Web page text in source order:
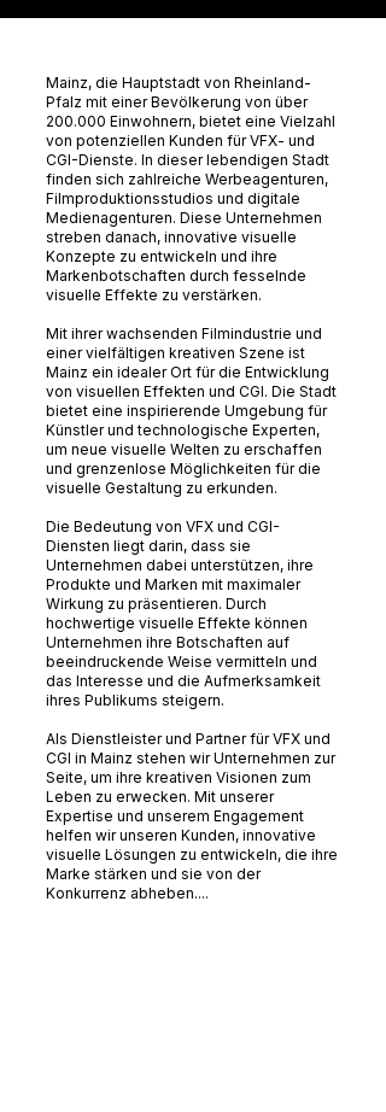
Mainz, die Hauptstadt von Rheinland-
Pfalz mit einer Bevölkerung von über
200.000 Einwohnern, bietet eine Vielzahl
von potenziellen Kunden für VFX- und
CGI-Dienste. In dieser lebendigen Stadt
finden sich zahlreiche Werbeagenturen,
Filmproduktionsstudios und digitale
Medienagenturen. Diese Unternehmen
streben danach, innovative visuelle
Konzepte zu entwickeln und ihre
Markenbotschaften durch fesselnde
visuelle Effekte zu verstärken.
Mit ihrer wachsenden Filmindustrie und
einer vielfältigen kreativen Szene ist
Mainz ein idealer Ort für die Entwicklung
von visuellen Effekten und CGI. Die Stadt
bietet eine inspirierende Umgebung für
Künstler und technologische Experten,
um neue visuelle Welten zu erschaffen
und grenzenlose Möglichkeiten für die
visuelle Gestaltung zu erkunden.
Die Bedeutung von VFX und CGI-
Diensten liegt darin, dass sie
Unternehmen dabei unterstützen, ihre
Produkte und Marken mit maximaler
Wirkung zu präsentieren. Durch
hochwertige visuelle Effekte können
Unternehmen ihre Botschaften auf
beeindruckende Weise vermitteln und
das Interesse und die Aufmerksamkeit
ihres Publikums steigern.
Als Dienstleister und Partner für VFX und
CGI in Mainz stehen wir Unternehmen zur
Seite, um ihre kreativen Visionen zum
Leben zu erwecken. Mit unserer
Expertise und unserem Engagement
helfen wir unseren Kunden, innovative
visuelle Lösungen zu entwickeln, die ihre
Marke stärken und sie von der
Konkurrenz abheben....